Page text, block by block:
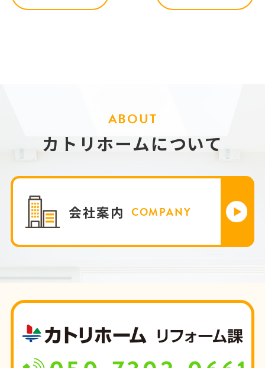
ABOUT
カトリホームについて
会社案内 COMPANY